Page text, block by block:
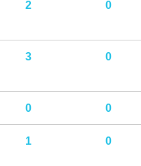
2 0
3 0
0 0
1 0